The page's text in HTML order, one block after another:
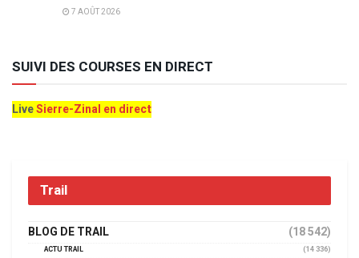
7 AOÛT 2026
SUIVI DES COURSES EN DIRECT
LiveSierre-Zinal en direct
Trail
BLOG DE TRAIL (18 542)
ACTU TRAIL
(14 336)